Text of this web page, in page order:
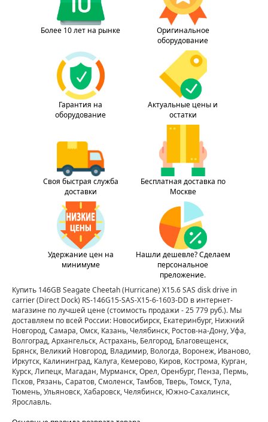
Более 10 лет на рынке
Оригинальное
оборудование
Гарантия на
оборудование
Актуальные цены и
остатки
Своя быстрая служба
доставки
Бесплатная доставка по
Москве
Удержание цен на
минимуме
Нашли дешевле? Сделаем
персональное
преложение.
Купить 146GB Seagate Cheetah (Hurricane) X15.6 SAS disk drive in
carrier (Direct Dock) RS-146G15-SAS-X15-6-1603-DD в интернет-
магазине по лучшей цене(стоимость продажи - 25 779 руб.). Мы
доставляем по всей России: Новосибирск, Екатеринбург, Нижний
Новгород, Самара, Омск, Казань, Челябинск, Ростов-на-Дону, Уфа,
Волгоград, Архангельск, Астрахань, Белгород, Благовещенск,
Брянск, Великий Новгород, Владимир, Вологда, Воронеж, Иваново,
Иркутск, Калининград, Калуга, Кемерово, Киров, Кострома, Курган,
Курск, Липецк, Магадан, Мурманск, Орел, Оренбург, Пенза, Пермь,
Псков, Рязань, Саратов, Смоленск, Тамбов, Тверь, Томск, Тула,
Тюмень, Ульяновск, Хабаровск, Челябинск, Южно-Сахалинск,
Ярославль.